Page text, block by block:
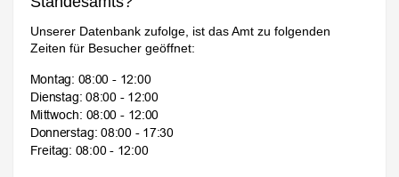
Unserer Datenbank zufolge, ist das Amt zu folgenden
Zeiten für Besucher geöffnet: